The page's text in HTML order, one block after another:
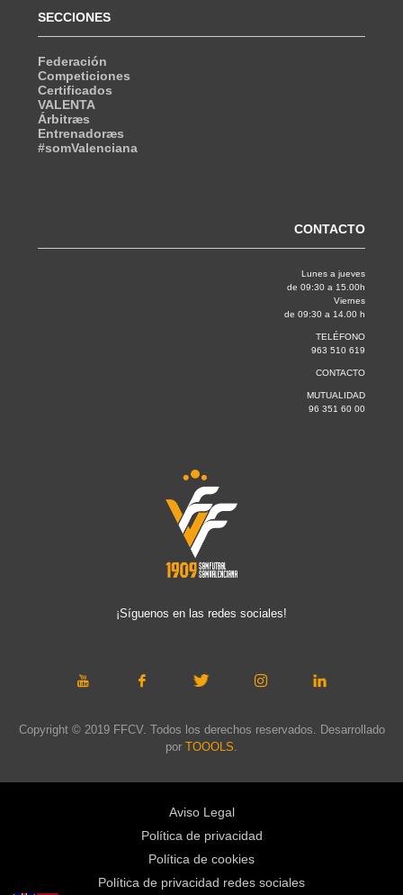
SECCIONES
Federación
Competiciones
Certificados
VALENTA
Árbitræs
Entrenadoræs
#somValenciana
CONTACTO
Lunes a jueves
de 09:30 a 15.00h
Viernes
de 09:30 a 14.00 h
TELÉFONO
963 510 619
CONTACTO
MUTUALIDAD
96 351 60 00
¡Síguenos en las redes sociales!
Copyright © 2019 FFCV. Todos los derechos reservados. Desarrollado
por TOOOLS
Aviso Legal
Política de privacidad
Política de cookies
Política de privacidad redes sociales